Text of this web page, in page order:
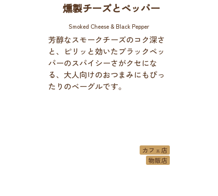
燻製チーズとペッパー
Smoked Cheese & Black Pepper
芳醇なスモークチーズのコク深さ
と、ピリッと効いたブラックペッ
パーのスパイシーさがクセにな
る、大人向けのおつまみにもぴっ
たりのベーグルです。
カフェ店
物販店